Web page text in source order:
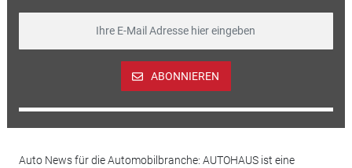
ABONNIEREN
Auto News für die Automobilbranche: AUTOHAUS ist eine